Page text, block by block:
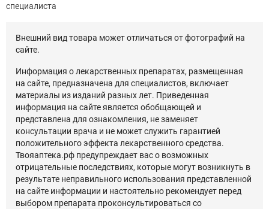
специалиста
Внешний вид товара может отличаться от фотографий на
сайте.
Информация о лекарственных препаратах, размещенная
на сайте, предназначена для специалистов, включает
материалы из изданий разных лет. Приведенная
информация на сайте является обобщающей и
представлена для ознакомления, не заменяет
консультации врача и не может служить гарантией
положительного эффекта лекарственного средства.
Твояаптека.рф предупреждает вас о возможных
отрицательные последствиях, которые могут возникнуть в
результате неправильного использования представленной
на сайте информации и настоятельно рекомендует перед
выбором препарата проконсультироваться со